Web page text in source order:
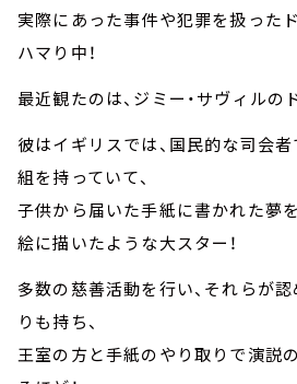
実際にあった事件や犯罪を扱った
ハマり中！
最近観たのは、ジミー・サヴィルの
彼はイギリスでは、国民的な司会
組を持っていて、
子供から届いた手紙に書かれた夢
絵に描いたような大スター！
多数の慈善活動を行い、それらが
りも持ち、
王室の方と手紙のやり取りで演説